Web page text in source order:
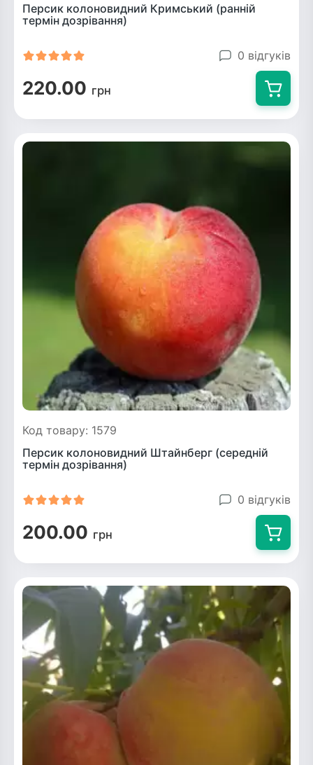
Персик колоновидний Кримський (ранній
термін дозрівання)
0 відгуків
220.00 грн
Код товару: 1579
Персик колоновидний Штайнберг (середній
термін дозрівання)
0 відгуків
200.00 грн